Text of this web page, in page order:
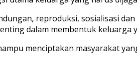
reproduksi, sosialisasi
dalam membentuk keluarga
menciptakan masyarakat